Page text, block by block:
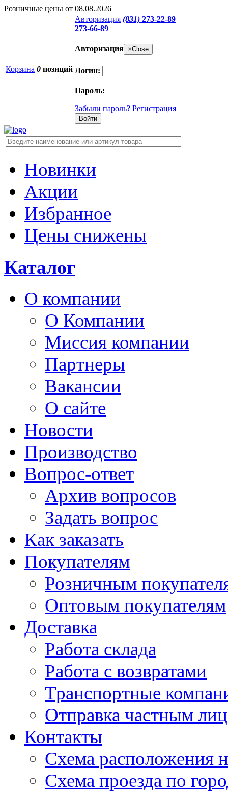
Розничные цены от 08.08.2026
Корзина 0 позиций
Авторизация (831) 273-22-89
273-66-89
Авторизация ×Close
Логин:
Пароль:
Забыли пароль? Регистрация
Новинки
Акции
Избранное
Цены снижены
Каталог
О компании
О Компании
Миссия компании
Партнеры
Вакансии
О сайте
Новости
Производство
Вопрос-ответ
Архив вопросов
Задать вопрос
Как заказать
Покупателям
Розничным
Оптовым покупателям
Доставка
Работа склада
Работа с возвратами
Транспортные
Отправка частным
Контакты
Схема расположения
Схема проезда по